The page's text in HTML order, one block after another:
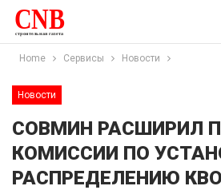
Home Сервисы Новости
Новости
СОВМИН РАСШИРИЛ
КОМИССИИ ПО
РАСПРЕДЕЛЕНИЮ